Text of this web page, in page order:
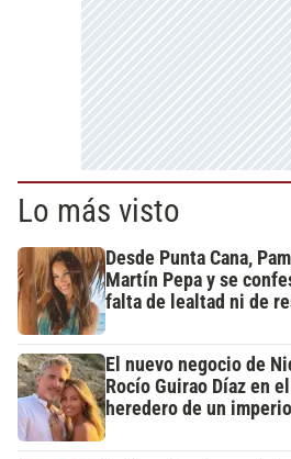
Lo más visto
Desde Punta Cana,
Martín Pepa y se
falta de lealtad ni de
El nuevo negocio de
Rocío Guirao Díaz en
heredero de un